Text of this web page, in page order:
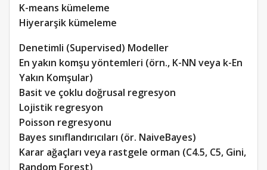
K-means kümeleme
Hiyerarşik kümeleme
Denetimli (Supervised) Modeller
En yakın komşu yöntemleri (örn., K-NN veya k-En
Yakın Komşular)
Basit ve çoklu doğrusal regresyon
Lojistik regresyon
Poisson regresyonu
Bayes sınıflandırıcıları (ör. NaiveBayes)
Karar ağaçları veya rastgele orman (C4.5, C5, Gini,
Random Forest)